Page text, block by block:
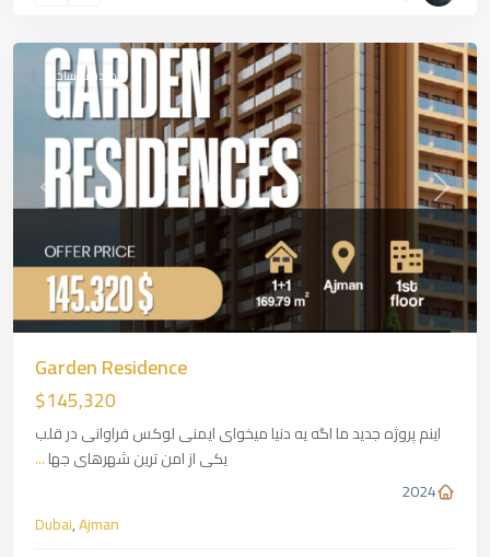
Next
در دست ساخت
Garden Residence
$145,320
اینم پروژه جدید ما اگه یه دنیا میخوای ایمنی لوکس فراوانی در قلب
یکی از امن ترین شهرهای جها...
2024
Dubai,Ajman